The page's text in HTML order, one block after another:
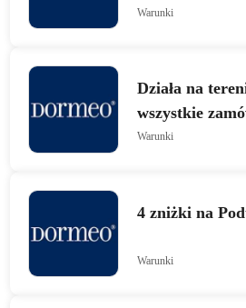
Warunki
Działa na
wszystkie
Poduszka
Warunki
4 zniżki na
Warunki